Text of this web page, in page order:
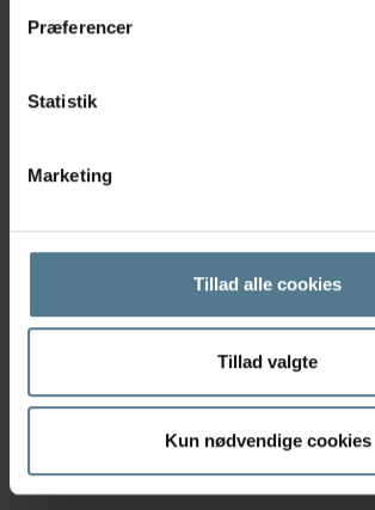
Præferencer
Statistik
Marketing
Tillad alle cookies
Tillad valgte
Kun nødvendige cookies
gode forhold. Det vil sige et sted med
hygiejne, ikke for mange katte
spørgsmål, er du altid velkommen til
Rosenholm og Skæring Dyreklinik.
Artikler